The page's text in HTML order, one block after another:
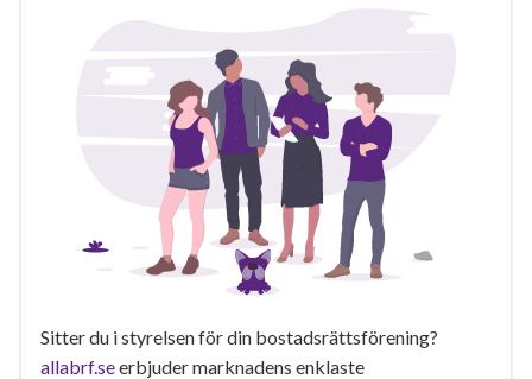
Sitter du i styrelsen för din bostadsrättsförening?
allabrf.seerbjuder marknadens enklaste